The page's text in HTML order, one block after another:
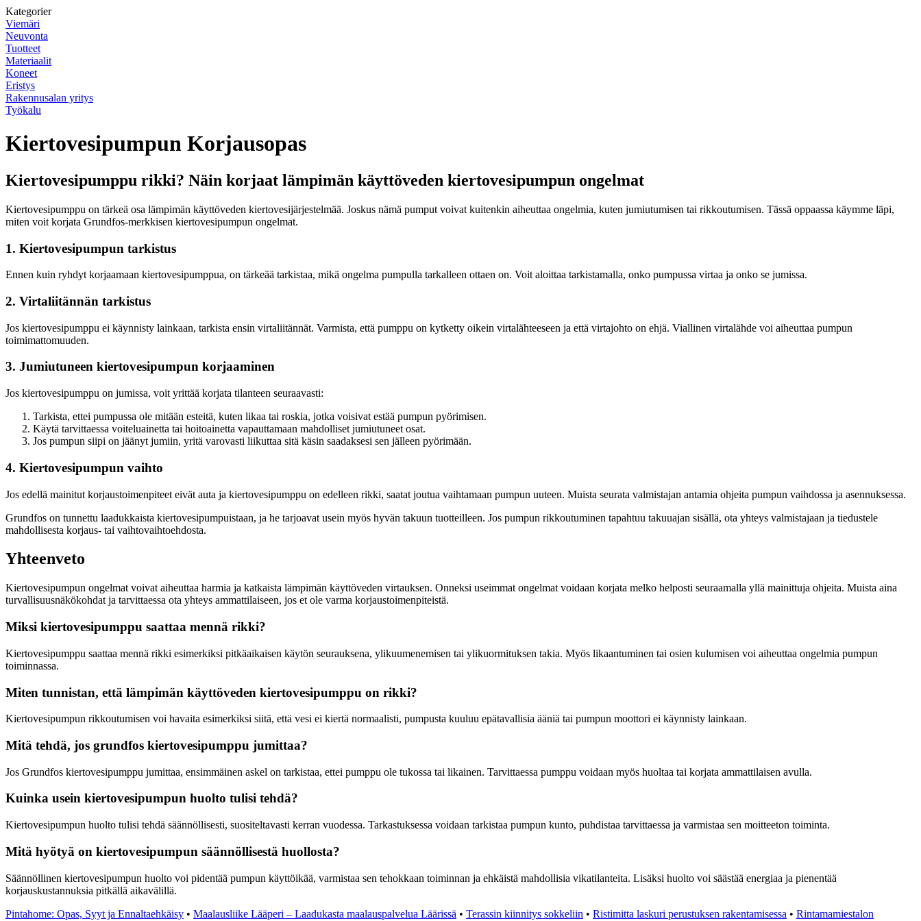
Kategorier
Viemäri
Neuvonta
Tuotteet
Materiaalit
Koneet
Eristys
Rakennusalan yritys
Työkalu
Kiertovesipumpun Korjausopas
Kiertovesipumppu rikki? Näin korjaat lämpimän käyttöveden kiertovesipumpun ongelmat
Kiertovesipumppu on tärkeä osa lämpimän käyttöveden kiertovesijärjestelmää. Joskus nämä pumput voivat kuitenkin aiheuttaa ongelmia, kuten jumiutumisen tai rikkoutumisen. Tässä oppaassa käymme läpi,
miten voit korjata Grundfos-merkkisen kiertovesipumpun ongelmat.
1. Kiertovesipumpun tarkistus
Ennen kuin ryhdyt korjaamaan kiertovesipumppua, on tärkeää tarkistaa, mikä ongelma pumpulla tarkalleen ottaen on. Voit aloittaa tarkistamalla, onko pumpussa virtaa ja onko se jumissa.
2. Virtaliitännän tarkistus
Jos kiertovesipumppu ei käynnisty lainkaan, tarkista ensin virtaliitännät. Varmista, että pumppu on kytketty oikein virtalähteeseen ja että virtajohto on ehjä. Viallinen virtalähde voi aiheuttaa pumpun
toimimattomuuden.
3. Jumiutuneen kiertovesipumpun korjaaminen
Jos kiertovesipumppu on jumissa, voit yrittää korjata tilanteen seuraavasti:
Tarkista, ettei pumpussa ole mitään esteitä, kuten likaa tai roskia, jotka voisivat estää pumpun pyörimisen.
Käytä tarvittaessa voiteluainetta tai hoitoainetta vapauttamaan mahdolliset jumiutuneet osat.
Jos pumpun siipi on jäänyt jumiin, yritä varovasti liikuttaa sitä käsin saadaksesi sen jälleen pyörimään.
4. Kiertovesipumpun vaihto
Jos edellä mainitut korjaustoimenpiteet eivät auta ja kiertovesipumppu on edelleen rikki, saatat joutua vaihtamaan pumpun uuteen. Muista seurata valmistajan antamia ohjeita pumpun vaihdossa ja asennuksessa.
Grundfos on tunnettu laadukkaista kiertovesipumpuistaan, ja he tarjoavat usein myös hyvän takuun tuotteilleen. Jos pumpun rikkoutuminen tapahtuu takuuajan sisällä, ota yhteys valmistajaan ja tiedustele
mahdollisesta korjaus- tai vaihtovaihtoehdosta.
Yhteenveto
Kiertovesipumpun ongelmat voivat aiheuttaa harmia ja katkaista lämpimän käyttöveden virtauksen. Onneksi useimmat ongelmat voidaan korjata melko helposti seuraamalla yllä mainittuja ohjeita. Muista aina
turvallisuusnäkökohdat ja tarvittaessa ota yhteys ammattilaiseen, jos et ole varma korjaustoimenpiteistä.
Miksi kiertovesipumppu saattaa mennä rikki?
Kiertovesipumppu saattaa mennä rikki esimerkiksi pitkäaikaisen käytön seurauksena, ylikuumenemisen tai ylikuormituksen takia. Myös likaantuminen tai osien kulumisen voi aiheuttaa ongelmia pumpun
toiminnassa.
Miten tunnistan, että lämpimän käyttöveden kiertovesipumppu on rikki?
Kiertovesipumpun rikkoutumisen voi havaita esimerkiksi siitä, että vesi ei kiertä normaalisti, pumpusta kuuluu epätavallisia ääniä tai pumpun moottori ei käynnisty lainkaan.
Mitä tehdä, jos grundfos kiertovesipumppu jumittaa?
Jos Grundfos kiertovesipumppu jumittaa, ensimmäinen askel on tarkistaa, ettei pumppu ole tukossa tai likainen. Tarvittaessa pumppu voidaan myös huoltaa tai korjata ammattilaisen avulla.
Kuinka usein kiertovesipumpun huolto tulisi tehdä?
Kiertovesipumpun huolto tulisi tehdä säännöllisesti, suositeltavasti kerran vuodessa. Tarkastuksessa voidaan tarkistaa pumpun kunto, puhdistaa tarvittaessa ja varmistaa sen moitteeton toiminta.
Mitä hyötyä on kiertovesipumpun säännöllisestä huollosta?
Säännöllinen kiertovesipumpun huolto voi pidentää pumpun käyttöikää, varmistaa sen tehokkaan toiminnan ja ehkäistä mahdollisia vikatilanteita. Lisäksi huolto voi säästää energiaa ja pienentää
korjauskustannuksia pitkällä aikavälillä.
Pintahome: Opas, Syyt ja Ennaltaehkäisy • Maalausliike Lääperi – Laadukasta maalauspalvelua Läärissä • Terassin kiinnitys sokkeliin • Ristimitta laskuri perustuksen rakentamisessa • Rintamamiestalon